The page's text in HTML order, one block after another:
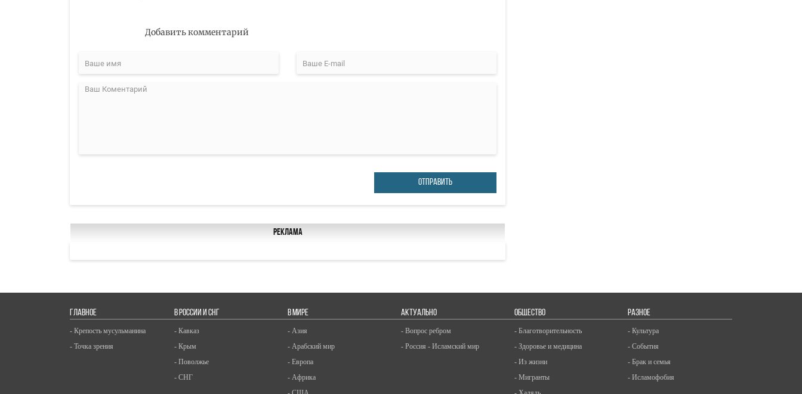
Добавить комментарий
ОТПРАВИТЬ
Реклама
ГЛАВНОЕ
- Крепость мусульманина
- Точка зрения
В РОССИИ И СНГ
- Кавказ
- Крым
- Поволжье
- СНГ
В МИРЕ
- Азия
- Арабский мир
- Европа
- Африка
АКТУАЛЬНО
- Вопрос ребром
- Россия - Исламский мир
ОБЩЕСТВО
- Благотворительность
- Здоровье и медицина
- Из жизни
- Мигранты
РАЗНОЕ
- Культура
- События
- Брак и семья
- Исламофобия